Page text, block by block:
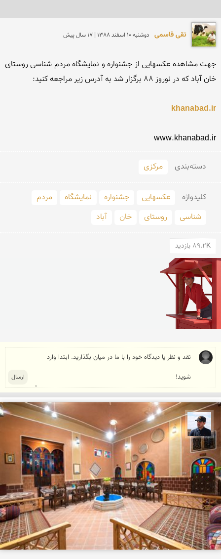
تقی قاسمی دوشنبه 10 اسفند 1388 | 17 سال پیش
khanabad.ir
www.khanabad.ir
دسته‌بندی مرکزی
کلید‌واژه عکسهایی جشنواره نمایشگاه
مردم
شناسی
روستای خان آباد
89.2K بازدید
محمد جواد مرادی نراقی